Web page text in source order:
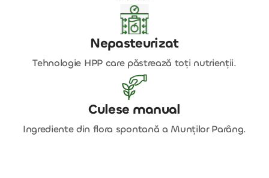
Nepasteurizat
Tehnologie HPP care păstrează toți nutrienții.
Culese manual
Ingrediente din flora spontană a Munților Parâng.